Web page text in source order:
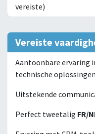
vereiste)
Vereiste
Aantoonbare ervaring
technische
Uitstekende
Perfect tweetalig FR/